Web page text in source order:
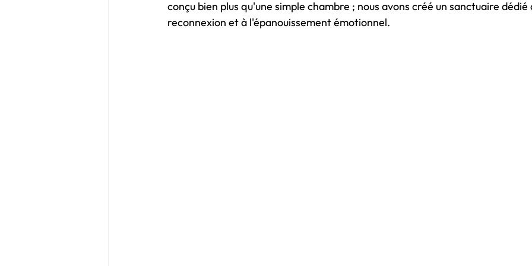
conçu bien plus qu'une simple chambre ; nous avons créé un sanctuaire
reconnexion et à l'épanouissement émotionnel.